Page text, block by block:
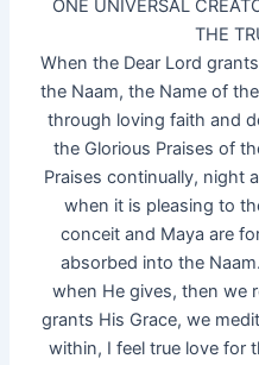
ONE UNIVERSAL
THE
When the Dear Lord
the Naam, the Name of
through loving faith and
the Glorious Praises of
Praises continually, night
when it is pleasing to
conceit and Maya are
absorbed into the
when He gives, then we
grants His Grace, we
within, I feel true love for